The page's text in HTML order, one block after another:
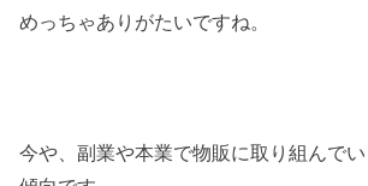
めっちゃありがたいですね。
今や、副業や本業で物販に取り組んで